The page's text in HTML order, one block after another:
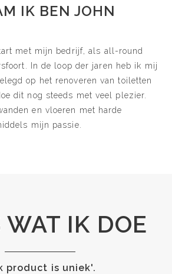
IK BEN JOHN
met mijn bedrijf, als all-round
In de loop der jaren heb ik mij
op het renoveren van toiletten
dit nog steeds met veel plezier.
en vloeren met harde
mijn passie.
WAT IK DOE
product is uniek'.